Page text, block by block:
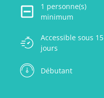
1 personne(s)
minimum
Accessible sous 15
jours
Débutant